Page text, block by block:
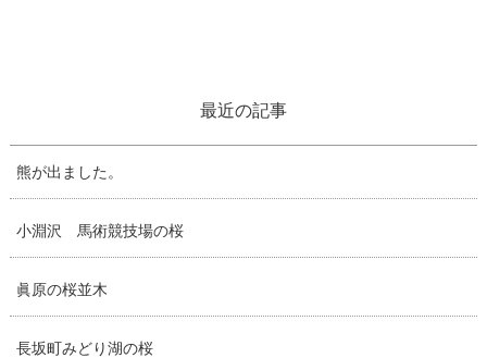
最近の記事
熊が出ました。
小淵沢 馬術競技場の桜
眞原の桜並木
長坂町みどり湖の桜